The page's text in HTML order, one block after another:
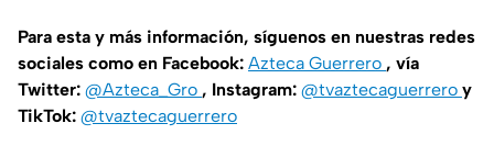
Para esta y más información, síguenos en nuestras redes
sociales como en Facebook: Azteca Guerrero , vía
Twitter: @Azteca_Gro , Instagram: @tvaztecaguerrero y
TikTok: @tvaztecaguerrero